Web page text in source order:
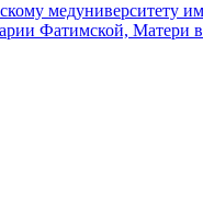
медуниверситету
Фатимской, Матери